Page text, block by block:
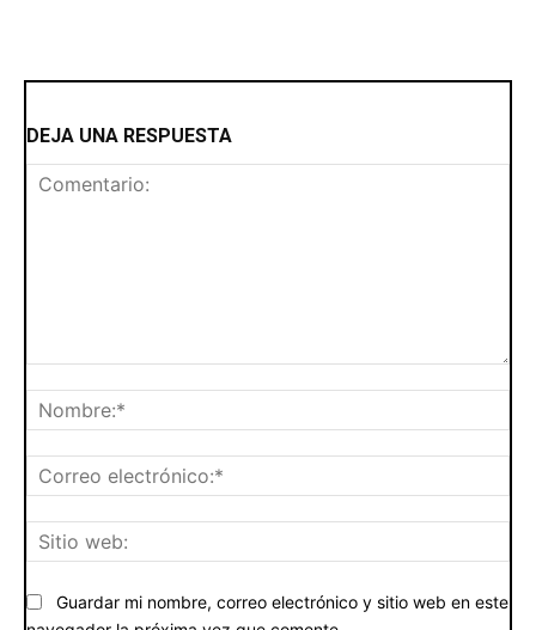
DEJA UNA RESPUESTA
Guardar mi nombre, correo electrónico y sitio web en este